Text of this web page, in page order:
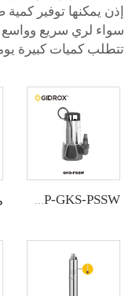
إذن يمكنها توفير
سواء لري سريع وواسع
تتطلب كميات كبيرة
GIDROX POWERFUL SUBMERSIBLE DRAINAGE PUMP-GKS-PSSW